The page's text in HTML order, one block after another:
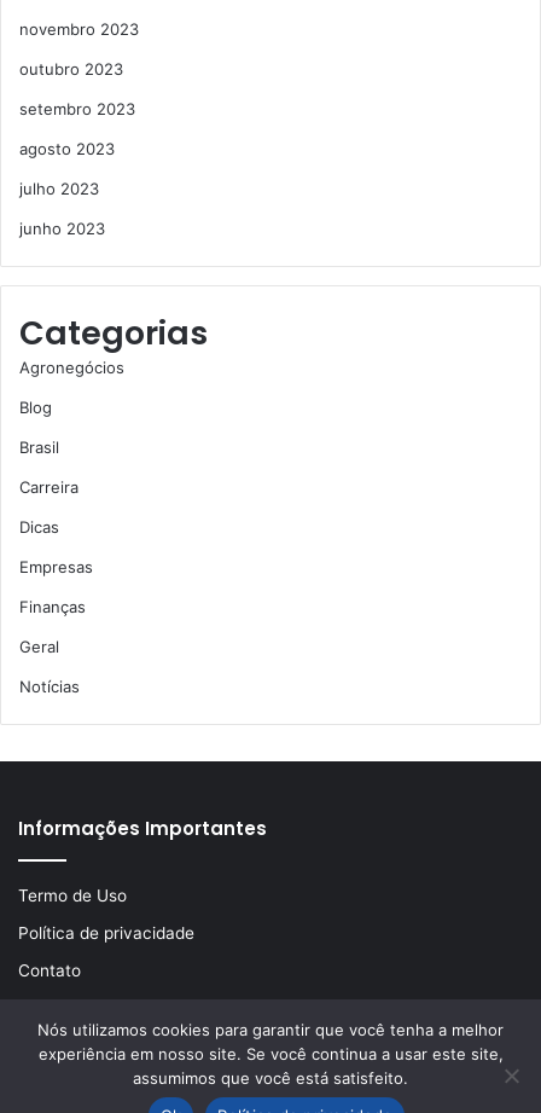
novembro 2023
outubro 2023
setembro 2023
agosto 2023
julho 2023
junho 2023
Categorias
Agronegócios
Blog
Brasil
Carreira
Dicas
Empresas
Finanças
Geral
Notícias
Informações Importantes
Termo de Uso
Política de privacidade
Contato
© Copyright 2026, Todos os direitos reservados | Desenvolvido
porLA Comunicações
Nós utilizamos cookies para garantir que você tenha a melhor
experiência em nosso site. Se você continua a usar este site,
assumimos que você está satisfeito.